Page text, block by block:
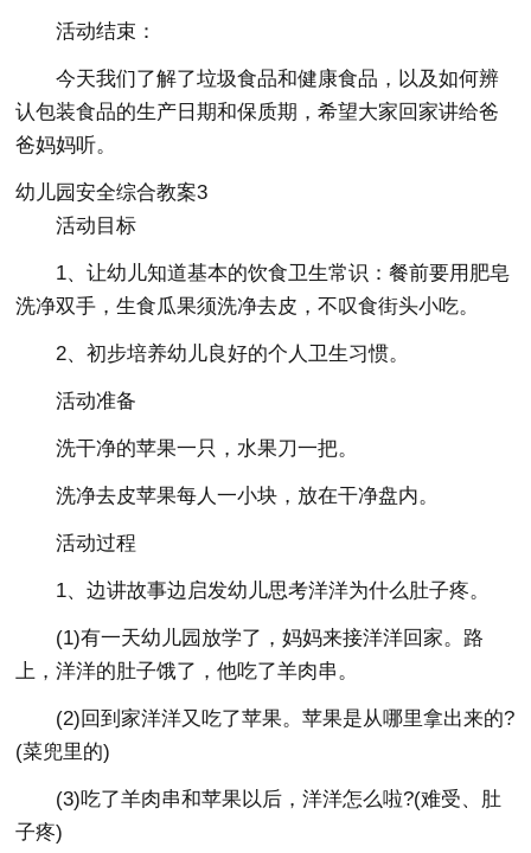
活动结束：
今天我们了解了垃圾食品和健康食品，以及如何辨
认包装食品的生产日期和保质期，希望大家回家讲给爸
爸妈妈听。
幼儿园安全综合教案3
活动目标
1、让幼儿知道基本的饮食卫生常识：餐前要用肥皂
洗净双手，生食瓜果须洗净去皮，不叹食街头小吃。
2、初步培养幼儿良好的个人卫生习惯。
活动准备
洗干净的苹果一只，水果刀一把。
洗净去皮苹果每人一小块，放在干净盘内。
活动过程
1、边讲故事边启发幼儿思考洋洋为什么肚子疼。
(1)有一天幼儿园放学了，妈妈来接洋洋回家。路
上，洋洋的肚子饿了，他吃了羊肉串。
(2)回到家洋洋又吃了苹果。苹果是从哪里拿出来的?
(菜兜里的)
(3)吃了羊肉串和苹果以后，洋洋怎么啦?(难受、肚
子疼)